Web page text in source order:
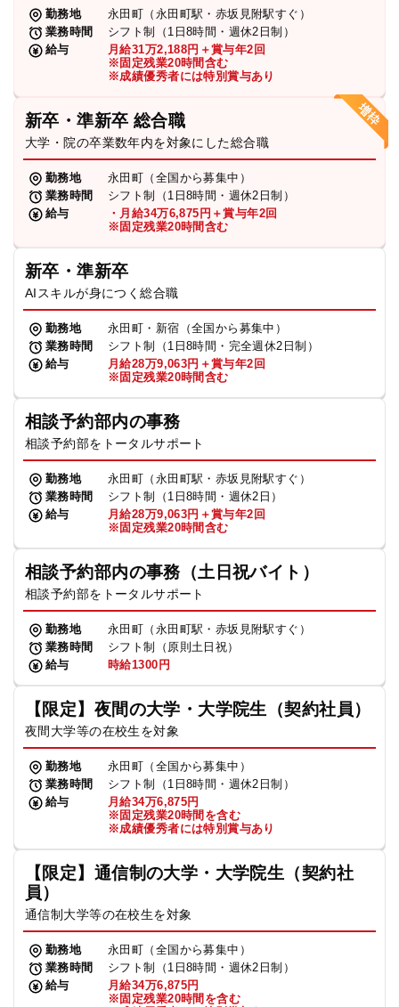
勤務地
永田町（永田町駅・赤坂見附駅すぐ）
業務時間
シフト制（1日8時間・週休2日制）
給与
月給31万2,188円＋賞与年2回
※固定残業20時間含む
※成績優秀者には特別賞与あり
新卒・準新卒 総合職
大学・院の卒業数年内を対象にした総合職
勤務地
永田町（全国から募集中）
業務時間
シフト制（1日8時間・週休2日制）
給与
・月給34万6,875円＋賞与年2回
※固定残業20時間含む
新卒・準新卒
AIスキルが身につく総合職
勤務地
永田町・新宿（全国から募集中）
業務時間
シフト制（1日8時間・完全週休2日制）
給与
月給28万9,063円＋賞与年2回
※固定残業20時間含む
相談予約部内の事務
相談予約部をトータルサポート
勤務地
永田町（永田町駅・赤坂見附駅すぐ）
業務時間
シフト制（1日8時間・週休2日）
給与
月給28万9,063円＋賞与年2回
※固定残業20時間含む
相談予約部内の事務（土日祝バイト）
相談予約部をトータルサポート
勤務地
永田町（永田町駅・赤坂見附駅すぐ）
業務時間
シフト制（原則土日祝）
給与
時給1300円
【限定】夜間の大学・大学院生（契約社員）
夜間大学等の在校生を対象
勤務地
永田町（全国から募集中）
業務時間
シフト制（1日8時間・週休2日制）
給与
月給34万6,875円
※固定残業20時間を含む
※成績優秀者には特別賞与あり
【限定】通信制の大学・大学院生（契約社
員）
通信制大学等の在校生を対象
勤務地
永田町（全国から募集中）
業務時間
シフト制（1日8時間・週休2日制）
給与
月給34万6,875円
※固定残業20時間を含む